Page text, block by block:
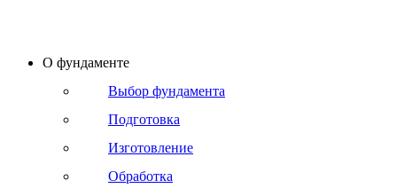
О фундаменте
Выбор фундамента
Подготовка
Изготовление
Обработка